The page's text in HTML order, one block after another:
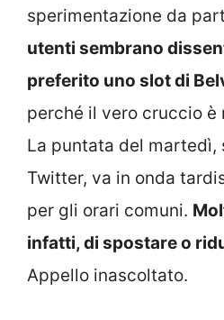
sperimentazione da
utenti sembrano
preferito uno slot di
perché il vero cruccio è
La puntata del martedì,
Twitter, va in onda
per gli orari comuni.
infatti, di spostare o
Appello inascoltato.